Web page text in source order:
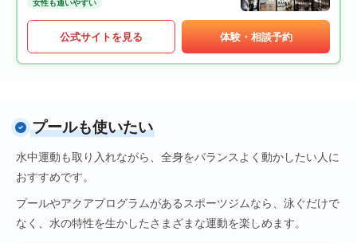
女性も通いやすい
公式サイトを見る 体験・相談予約
プールも使いたい
水中運動も取り入れながら、全身をバランスよく動かしたい人に
おすすめです。
プールやアクアプログラムがあるスポーツジムなら、泳ぐだけで
なく、水の特性を生かしたさまざまな運動を楽しめます。